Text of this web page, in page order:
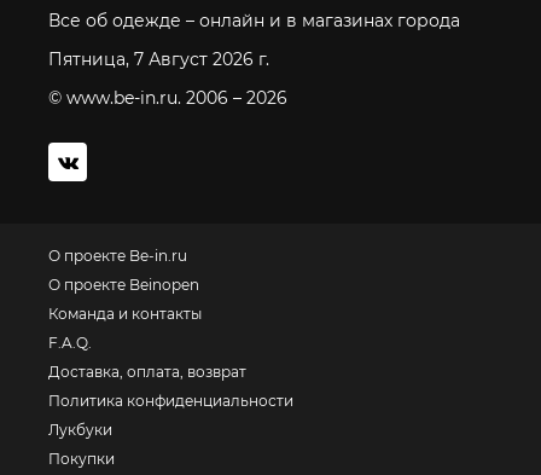
Все об одежде – онлайн и в магазинах города
Пятница, 7 Август 2026 г.
© www.be-in.ru. 2006 – 2026
О проекте Be-in.ru
О проекте Beinopen
Команда и контакты
F.A.Q.
Доставка, оплата, возврат
Политика конфиденциальности
Лукбуки
Покупки